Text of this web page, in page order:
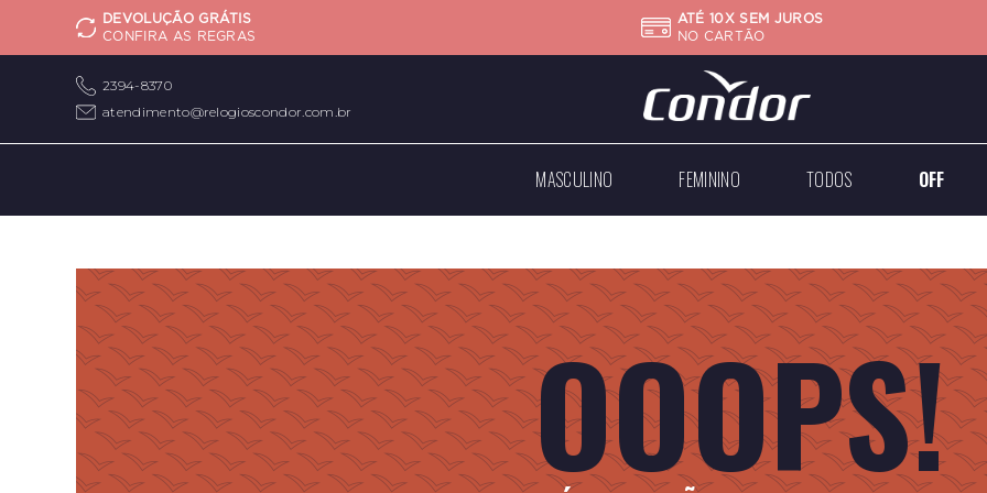
DEVOLUÇÃO GRÁTIS
CONFIRA AS REGRAS
ATÉ 10X SEM JUROS
NO CARTÃO
2394-8370
atendimento@relogioscondor.com.br
MASCULINO
Case
Médios
Dourados
Prateados
Todos
FEMININO
Médios
Grandes
Dourados
Prateados
Todos
TODOS OFF
OOOPS!